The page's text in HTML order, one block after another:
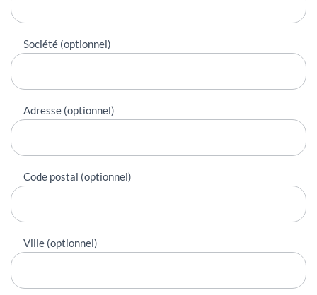
Société (optionnel)
Adresse (optionnel)
Code postal (optionnel)
Ville (optionnel)